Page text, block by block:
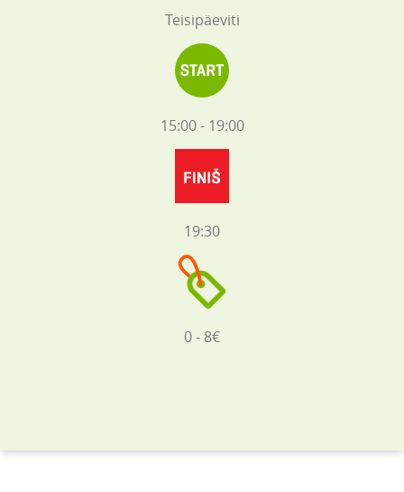
Teisipäeviti
15:00 - 19:00
19:30
0 - 8€